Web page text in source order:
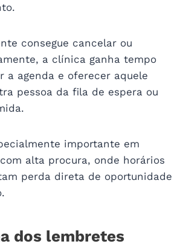
consegue cancelar ou
a clínica ganha tempo
a agenda e oferecer aquele
pessoa da fila de espera ou
importante em
alta procura, onde horários
perda direta de oportunidade
dos lembretes